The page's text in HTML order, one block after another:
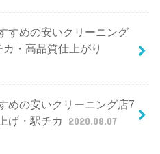
すめの安いクリーニング
・高品質仕上がり
めの安いクリーニング店7
げ・駅チカ
2020.08.07